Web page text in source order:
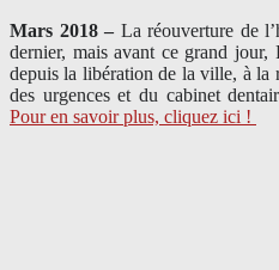
Mars 2018 – La réouverture de
dernier, mais avant ce grand
depuis la libération de la ville, à la
des urgences et du cabinet
Pour en savoir plus, cliquez ici !